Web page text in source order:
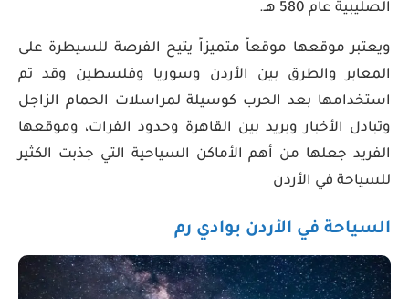
الصليبية عام 580 هـ.
ويعتبر موقعها موقعاً متميزاً يتيح الفرصة للسيطرة على
المعابر والطرق بين الأردن وسوريا وفلسطين وقد تم
استخدامها بعد الحرب كوسيلة لمراسلات الحمام الزاجل
وتبادل الأخبار وبريد بين القاهرة وحدود الفرات، وموقعها
الفريد جعلها من أهم الأماكن السياحية التي جذبت الكثير
للسياحة في الأردن
السياحة في الأردن بوادي رم